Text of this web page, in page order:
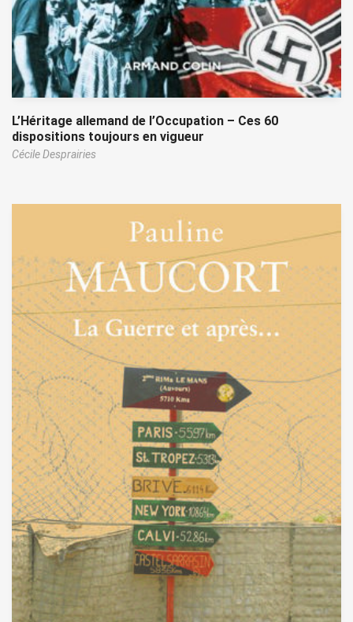
L’Héritage allemand de l’Occupation – Ces 60
dispositions toujours en vigueur
Cécile Desprairies